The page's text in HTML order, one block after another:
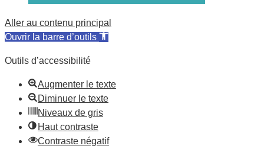
Aller au contenu principal
Ouvrir la barre d’outils
Outils d’accessibilité
Augmenter le texte
Diminuer le texte
Niveaux de gris
Haut contraste
Contraste négatif